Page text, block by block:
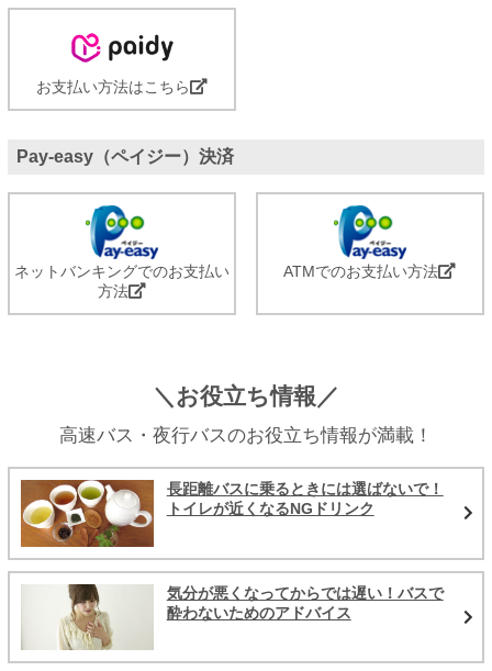
お支払い方法はこちら
Pay-easy（ペイジー）決済
ネットバンキングでのお支払い
方法
ATMでのお支払い方法
＼お役立ち情報／
高速バス・夜行バスのお役立ち情報が満載！
長距離バスに乗るときには選ばないで！
トイレが近くなるNGドリンク
気分が悪くなってからでは遅い！バスで
酔わないためのアドバイス